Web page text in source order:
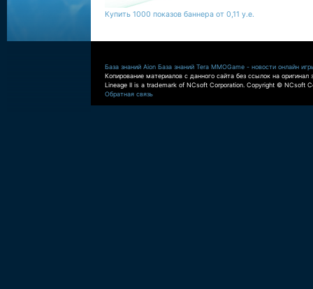
Купить 1000 показов баннера от 0,11 у.е.
База знаний Aion База знаний Tera MMOGame - новости онлайн
Копирование материалов с данного сайта без ссылок на оригинал
Lineage II is a trademark of NCsoft Corporation. Copyright © NCsoft
Обратная связь